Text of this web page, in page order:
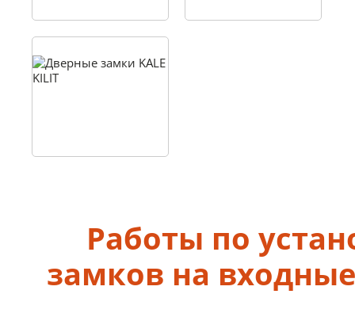
Работы по
замков на